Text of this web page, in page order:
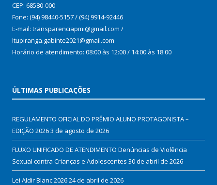
CEP: 68580-000
Fone: (94) 98440-5157 / (94) 9914-92446
E-mail: transparenciapmi@gmail.com /
Itupiranga.gabinte2021@gmail.com
Horário de atendimento: 08:00 às 12:00 / 14:00 às 18:00
ÚLTIMAS PUBLICAÇÕES
REGULAMENTO OFICIAL DO PRÊMIO ALUNO PROTAGONISTA –
EDIÇÃO 20263 de agosto de 2026
FLUXO UNIFICADO DE ATENDIMENTO Denúncias de Violência
Sexual contra Crianças e Adolescentes 30 de abril de 2026
Lei Aldir Blanc 202624 de abril de 2026